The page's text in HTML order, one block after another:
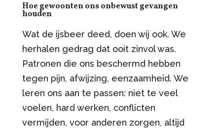
Hoe gewoonten ons onbewust gevangen
houden
Wat de ijsbeer deed, doen wij ook. We
herhalen gedrag dat ooit zinvol was.
Patronen die ons beschermd hebben
tegen pijn, afwijzing, eenzaamheid. We
leren ons aan te passen: niet te veel
voelen, hard werken, conflicten
vermijden, voor anderen zorgen, altijd